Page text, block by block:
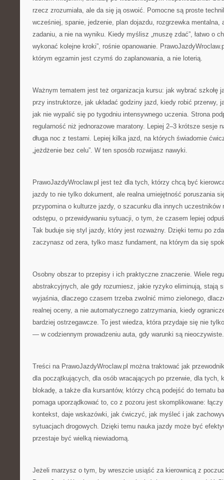
rzecz zrozumiała, ale da się ją oswoić. Pomocne są proste
wcześniej, spanie, jedzenie, plan dojazdu, rozgrzewka mentalna,
zadaniu, a nie na wyniku. Kiedy myślisz „muszę zdać”, łatwo o
wykonać kolejne kroki”, rośnie opanowanie.
którym egzamin jest czymś do zaplanowania, a nie loterią.
Ważnym tematem jest też organizacja kursu: jak wybrać szkołę
przy instruktorze, jak układać godziny jazd, kiedy robić przerwy,
jak nie wypalić się po tygodniu intensywnego uczenia. Strona
regularność niż jednorazowe maratony. Lepiej 2–3 krótsze sesje
długa noc z testami. Lepiej kilka jazd, na których świadomie
„jeżdżenie bez celu”. W ten sposób rozwijasz nawyki.
PrawoJazdyWroclaw.pl jest też dla tych, którzy chcą być
jazdy to nie tylko dokument, ale realna umiejętność poruszania
przypomina o kulturze jazdy, o szacunku dla innych uczestników
odstępu, o przewidywaniu sytuacji, o tym, że czasem lepiej
Tak buduje się styl jazdy, który jest rozważny. Dzięki temu po
zaczynasz od zera, tylko masz fundament, na którym da się
Osobny obszar to przepisy i ich praktyczne znaczenie. Wiele
abstrakcyjnych, ale gdy rozumiesz, jakie ryzyko eliminują, stają
wyjaśnia, dlaczego czasem trzeba zwolnić mimo zielonego,
realnej oceny, a nie automatycznego zatrzymania, kiedy
bardziej ostrzegawcze. To jest wiedza, która przydaje się nie
— w codziennym prowadzeniu auta, gdy warunki są nieoczywiste.
Treści na PrawoJazdyWroclaw.pl można traktować jak
dla początkujących, dla osób wracających po przerwie, dla tych,
blokadę, a także dla kursantów, którzy chcą podejść do tematu
pomaga uporządkować to, co z pozoru jest skomplikowane:
kontekst, daje wskazówki, jak ćwiczyć, jak myśleć i jak
sytuacjach drogowych. Dzięki temu nauka jazdy może być
przestaje być wielką niewiadomą.
Jeżeli marzysz o tym, by wreszcie usiąść za kierownicą z